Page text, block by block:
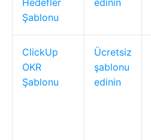
Hedefler
Şablonu
edinin
ClickUp
OKR
Şablonu
Ücretsiz
şablonu
edinin